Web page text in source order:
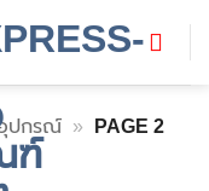
อุปกรณ์ » PAGE 2